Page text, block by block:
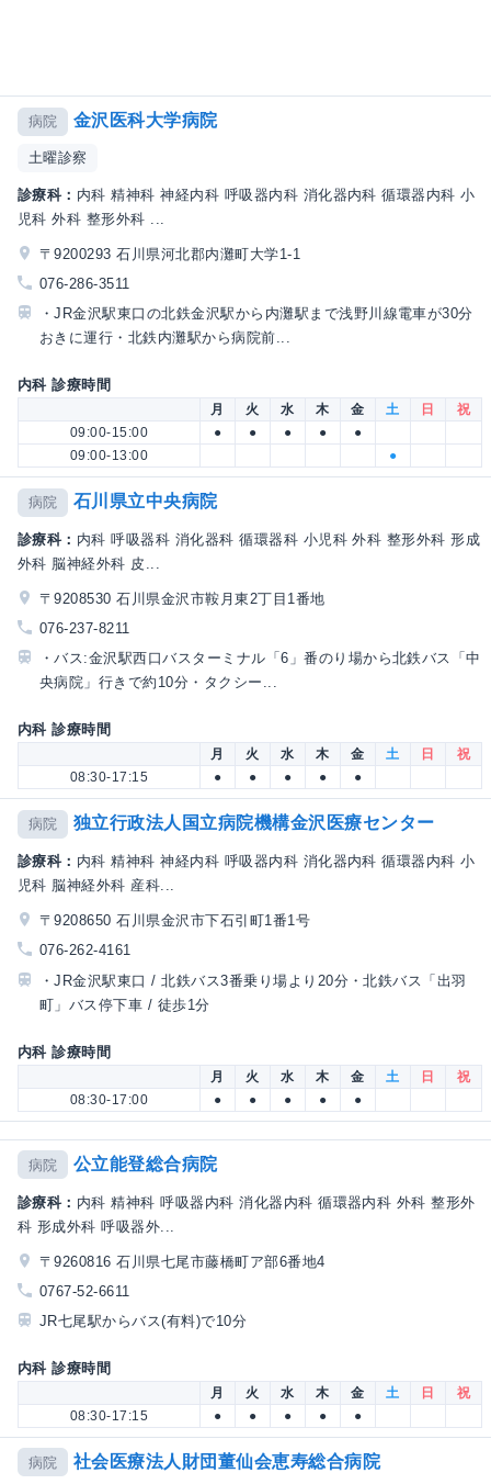
病院 金沢医科大学病院
土曜診察
診療科： 内科 精神科 神経内科 呼吸器内科 消化器内科 循環器内科 小
児科 外科 整形外科 ...
〒9200293 石川県河北郡内灘町大学1-1
076-286-3511
・JR金沢駅東口の北鉄金沢駅から内灘駅まで浅野川線電車が30分
おきに運行・北鉄内灘駅から病院前...
内科 診療時間
月 火 水 木 金 土 日
祝
09:00-15:00
● ● ● ●
●
09:00-13:00
●
病院 石川県立中央病院
診療科： 内科 呼吸器科 消化器科 循環器科 小児科 外科 整形外科 形成
外科 脳神経外科 皮...
〒9208530 石川県金沢市鞍月東2丁目1番地
076-237-8211
・バス:金沢駅西口バスターミナル「6」番のり場から北鉄バス「中
央病院」行きで約10分・タクシー...
内科 診療時間
月 火 水 木 金 土 日
祝
08:30-17:15
● ● ● ● ●
病院 独立行政法人国立病院機構金沢医療センター
診療科： 内科 精神科 神経内科 呼吸器内科 消化器内科 循環器内科 小
児科 脳神経外科 産科...
〒9208650 石川県金沢市下石引町1番1号
076-262-4161
・JR金沢駅東口 / 北鉄バス3番乗り場より20分・北鉄バス「出羽
町」バス停下車 / 徒歩1分
内科 診療時間
月 火 水 木 金 土 日
祝
08:30-17:00
● ● ● ● ●
病院 公立能登総合病院
診療科： 内科 精神科 呼吸器内科 消化器内科 循環器内科 外科 整形外
科 形成外科 呼吸器外...
〒9260816 石川県七尾市藤橋町ア部6番地4
0767-52-6611
JR七尾駅からバス(有料)で10分
内科 診療時間
月 火 水 木 金 土 日
祝
08:30-17:15
● ● ● ● ●
病院 社会医療法人財団董仙会恵寿総合病院